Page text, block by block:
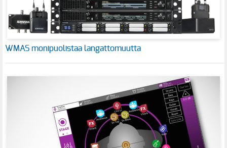
WMAS monipuolistaa langattomuutta